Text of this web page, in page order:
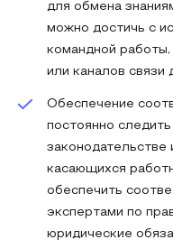
для обмена
можно достичь с
командной
или каналов связи
Обеспечение
постоянно
законодательстве
касающихся
обеспечить
экспертами по
юридические